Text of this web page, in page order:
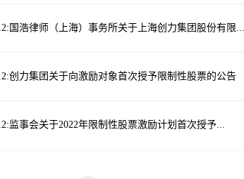
国浩律师（上海）事务所关于上海创力集团股份有限...
创力集团关于向激励对象首次授予限制性股票的公告
监事会关于2022年限制性股票激励计划首次授予...